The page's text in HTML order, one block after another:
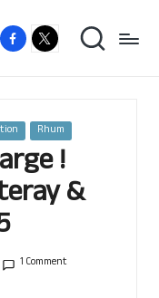
Facebook
RumX
App
Rhum
!
&
1 Comment